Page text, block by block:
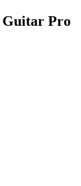
Guitar Pro